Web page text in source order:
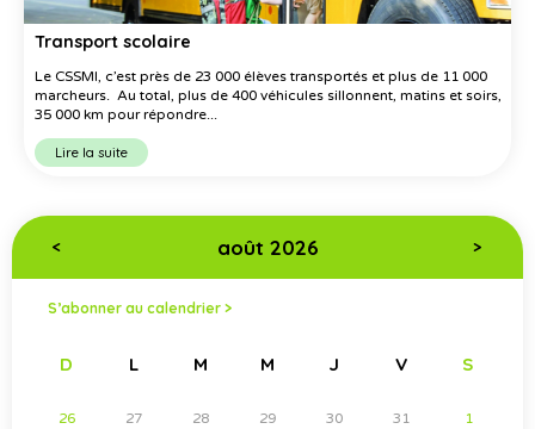
Transport scolaire
Le CSSMI, c’est près de 23 000 élèves transportés et plus de 11 000
marcheurs. Au total, plus de 400 véhicules sillonnent, matins et soirs,
35 000 km pour répondre...
Lire la suite
< août 2026 >
S’abonner au calendrier >
D L M M J V S
26 27 28 29 30 31 1